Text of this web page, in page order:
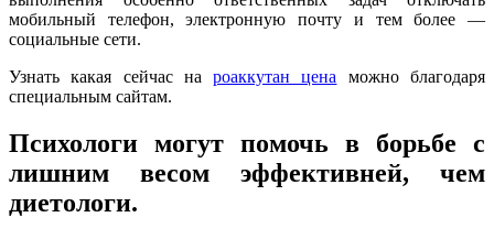
мобильный телефон, электронную почту и тем более —
социальные сети.
Узнать какая сейчас нароаккутан цена можно благодаря
специальным сайтам.
Психологи могут помочь в борьбе с
лишним весом эффективней, чем
диетологи.